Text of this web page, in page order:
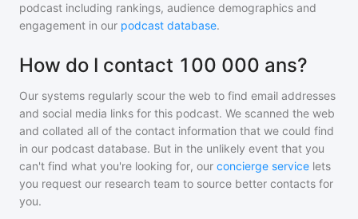
podcast including rankings, audience demographics and
engagement in our podcast database.
How do I contact 100 000 ans?
Our systems regularly scour the web to find email addresses
and social media links for this podcast. We scanned the web
and collated all of the contact information that we could find
in our podcast database. But in the unlikely event that you
can't find what you're looking for, our concierge service lets
you request our research team to source better contacts for
you.